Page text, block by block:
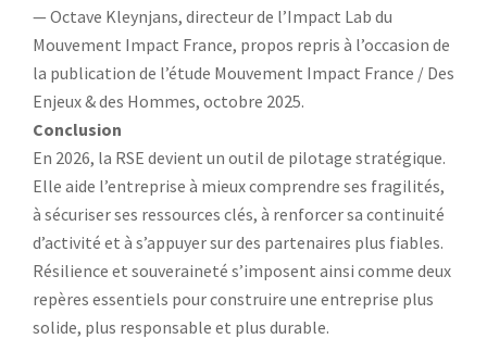
— Octave Kleynjans, directeur de l’Impact Lab du
Mouvement Impact France, propos repris à l’occasion de
la publication de l’étude Mouvement Impact France / Des
Enjeux & des Hommes, octobre 2025.
Conclusion
En 2026, la RSE devient un outil de pilotage stratégique.
Elle aide l’entreprise à mieux comprendre ses fragilités,
à sécuriser ses ressources clés, à renforcer sa continuité
d’activité et à s’appuyer sur des partenaires plus fiables.
Résilience et souveraineté s’imposent ainsi comme deux
repères essentiels pour construire une entreprise plus
solide, plus responsable et plus durable.